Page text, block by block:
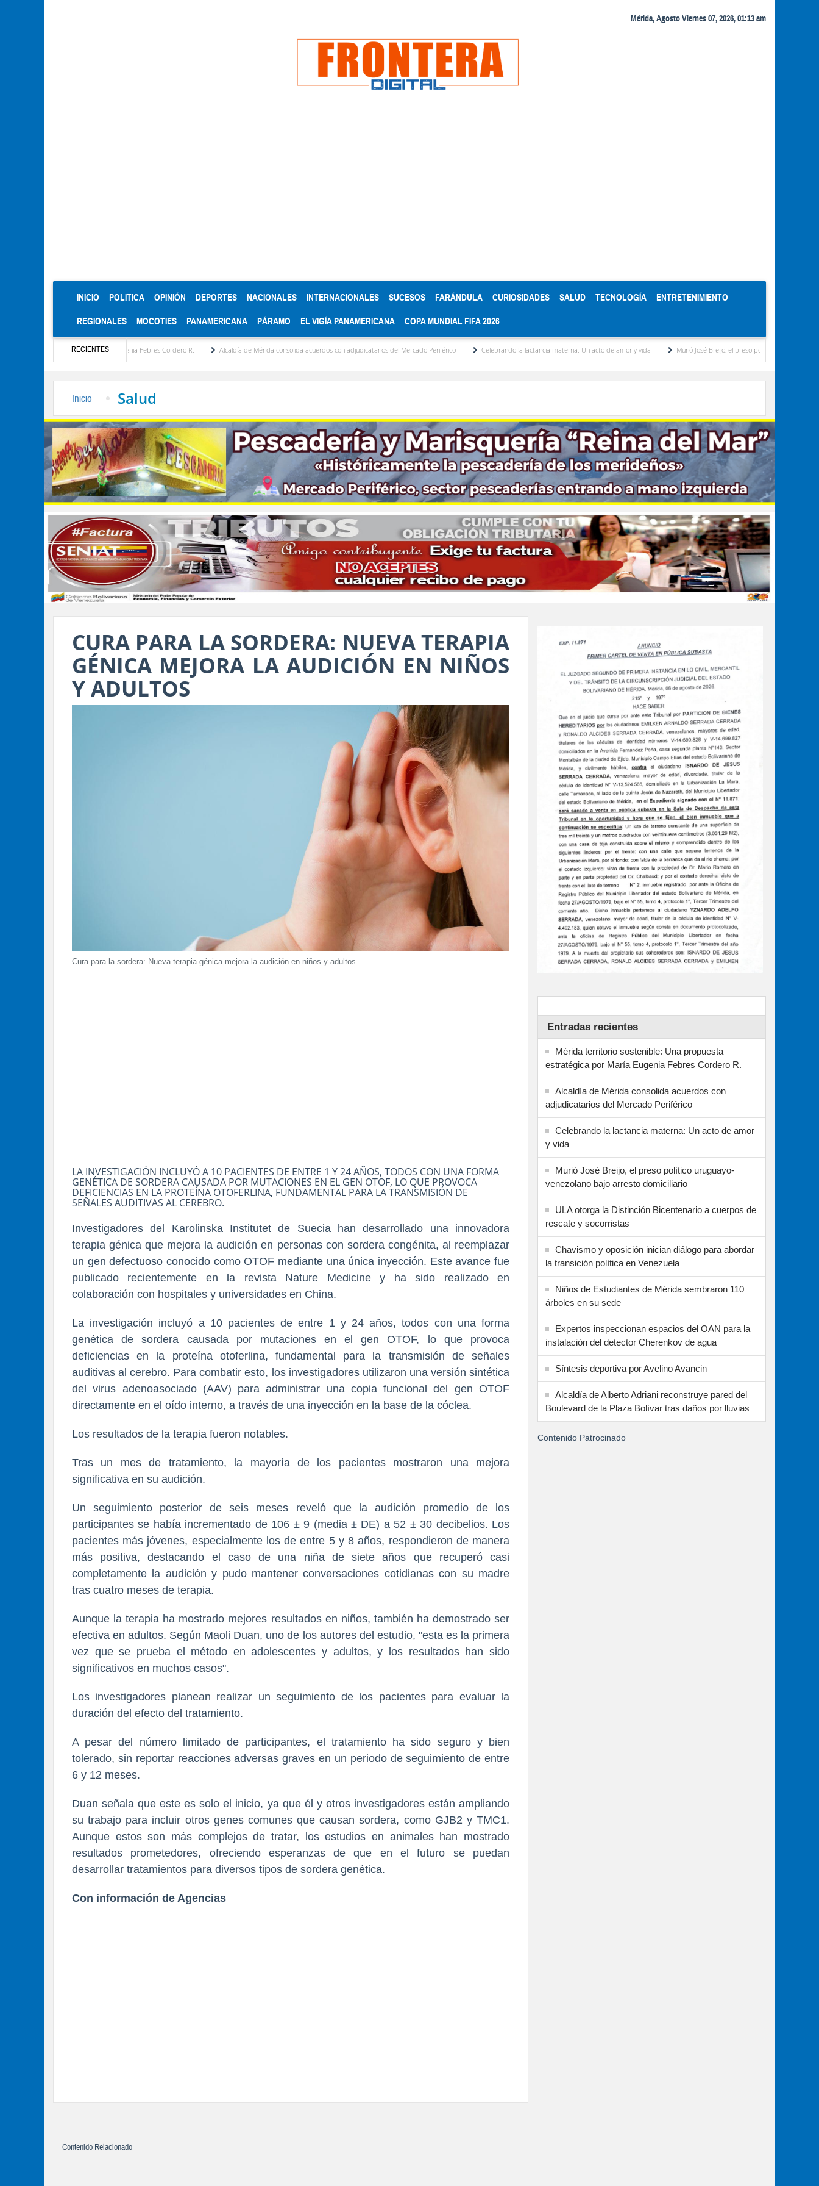
Mérida, Agosto Viernes 07, 2026, 01:13 am
INICIO (CURRENT)
POLITICA OPINIÓN DEPORTES NACIONALES INTERNACIONALES SUCESOS FARÁNDULA CURIOSIDADES SALUD TECNOLOGÍA ENTRETENIMIENTO
REGIONALES MOCOTIES PANAMERICANA PÁRAMO EL VIGÍA PANAMERICANA COPA MUNDIAL FIFA 2026
RECIENTES
por María Eugenia Febres Cordero R. Alcaldía de Mérida consolida acuerdos con adjudicatarios del Mercado Periférico Celebrando la lactancia materna: Un acto de amor y vida Murió José Breijo, el preso político uruguayo-venezolano bajo
Inicio Salud
CURA PARA LA SORDERA: NUEVA TERAPIA
GÉNICA MEJORA LA AUDICIÓN EN NIÑOS
Y ADULTOS
Cura para la sordera: Nueva terapia génica mejora la audición en niños y adultos
LA INVESTIGACIÓN INCLUYÓ A 10 PACIENTES DE ENTRE 1 Y 24 AÑOS, TODOS CON UNA FORMA
GENÉTICA DE SORDERA CAUSADA POR MUTACIONES EN EL GEN OTOF, LO QUE PROVOCA
DEFICIENCIAS EN LA PROTEÍNA OTOFERLINA, FUNDAMENTAL PARA LA TRANSMISIÓN DE
SEÑALES AUDITIVAS AL CEREBRO.
Investigadores del Karolinska Institutet de Suecia han desarrollado una innovadora
terapia génica que mejora la audición en personas con sordera congénita, al reemplazar
un gen defectuoso conocido como OTOF mediante una única inyección. Este avance fue
publicado recientemente en la revista Nature Medicine y ha sido realizado en
colaboración con hospitales y universidades en China.
La investigación incluyó a 10 pacientes de entre 1 y 24 años, todos con una forma
genética de sordera causada por mutaciones en el gen OTOF, lo que provoca
deficiencias en la proteína otoferlina, fundamental para la transmisión de señales
auditivas al cerebro. Para combatir esto, los investigadores utilizaron una versión sintética
del virus adenoasociado (AAV) para administrar una copia funcional del gen OTOF
directamente en el oído interno, a través de una inyección en la base de la cóclea.
Los resultados de la terapia fueron notables.
Tras un mes de tratamiento, la mayoría de los pacientes mostraron una mejora
significativa en su audición.
Un seguimiento posterior de seis meses reveló que la audición promedio de los
participantes se había incrementado de 106 ± 9 (media ± DE) a 52 ± 30 decibelios. Los
pacientes más jóvenes, especialmente los de entre 5 y 8 años, respondieron de manera
más positiva, destacando el caso de una niña de siete años que recuperó casi
completamente la audición y pudo mantener conversaciones cotidianas con su madre
tras cuatro meses de terapia.
Aunque la terapia ha mostrado mejores resultados en niños, también ha demostrado ser
efectiva en adultos. Según Maoli Duan, uno de los autores del estudio, "esta es la primera
vez que se prueba el método en adolescentes y adultos, y los resultados han sido
significativos en muchos casos".
Los investigadores planean realizar un seguimiento de los pacientes para evaluar la
duración del efecto del tratamiento.
A pesar del número limitado de participantes, el tratamiento ha sido seguro y bien
tolerado, sin reportar reacciones adversas graves en un periodo de seguimiento de entre
6 y 12 meses.
Duan señala que este es solo el inicio, ya que él y otros investigadores están ampliando
su trabajo para incluir otros genes comunes que causan sordera, como GJB2 y TMC1.
Aunque estos son más complejos de tratar, los estudios en animales han mostrado
resultados prometedores, ofreciendo esperanzas de que en el futuro se puedan
desarrollar tratamientos para diversos tipos de sordera genética.
Con información de Agencias
Entradas recientes
Mérida territorio sostenible: Una propuesta
estratégica por María Eugenia Febres Cordero R.
Alcaldía de Mérida consolida acuerdos con
adjudicatarios del Mercado Periférico
Celebrando la lactancia materna: Un acto de amor
y vida
Murió José Breijo, el preso político uruguayo-
venezolano bajo arresto domiciliario
ULA otorga la Distinción Bicentenario a cuerpos de
rescate y socorristas
Chavismo y oposición inician diálogo para abordar
la transición política en Venezuela
Niños de Estudiantes de Mérida sembraron 110
árboles en su sede
Expertos inspeccionan espacios del OAN para la
instalación del detector Cherenkov de agua
Síntesis deportiva por Avelino Avancin
Alcaldía de Alberto Adriani reconstruye pared del
Boulevard de la Plaza Bolívar tras daños por lluvias
Contenido Patrocinado
Contenido Relacionado